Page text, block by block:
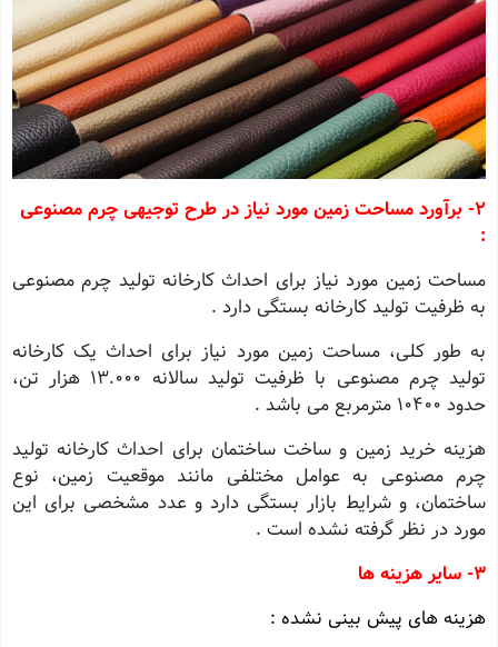
2- برآورد مساحت زمین مورد نیاز در طرح توجیهی چرم مصنوعی
:
مساحت زمین مورد نیاز برای احداث کارخانه تولید چرم مصنوعی
به ظرفیت تولید کارخانه بستگی دارد .
به طور کلی، مساحت زمین مورد نیاز برای احداث یک کارخانه
تولید چرم مصنوعی با ظرفیت تولید سالانه 13.000 هزار تن،
حدود 10400 مترمربع می باشد .
هزینه خرید زمین و ساخت ساختمان برای احداث کارخانه تولید
چرم مصنوعی به عوامل مختلفی مانند موقعیت زمین، نوع
ساختمان، و شرایط بازار بستگی دارد و عدد مشخصی برای این
مورد در نظر گرفته نشده است .
3- سایر هزینه ‌ها
هزینه‌ های پیش ‌بینی نشده :